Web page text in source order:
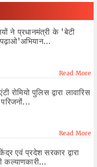
ने प्रधानमंत्री के 'बेटी
Read More
रोमियो पुलिस द्वारा लावारिस
Read More
एवं प्रदेश सरकार द्वारा
कल्याणकारी...